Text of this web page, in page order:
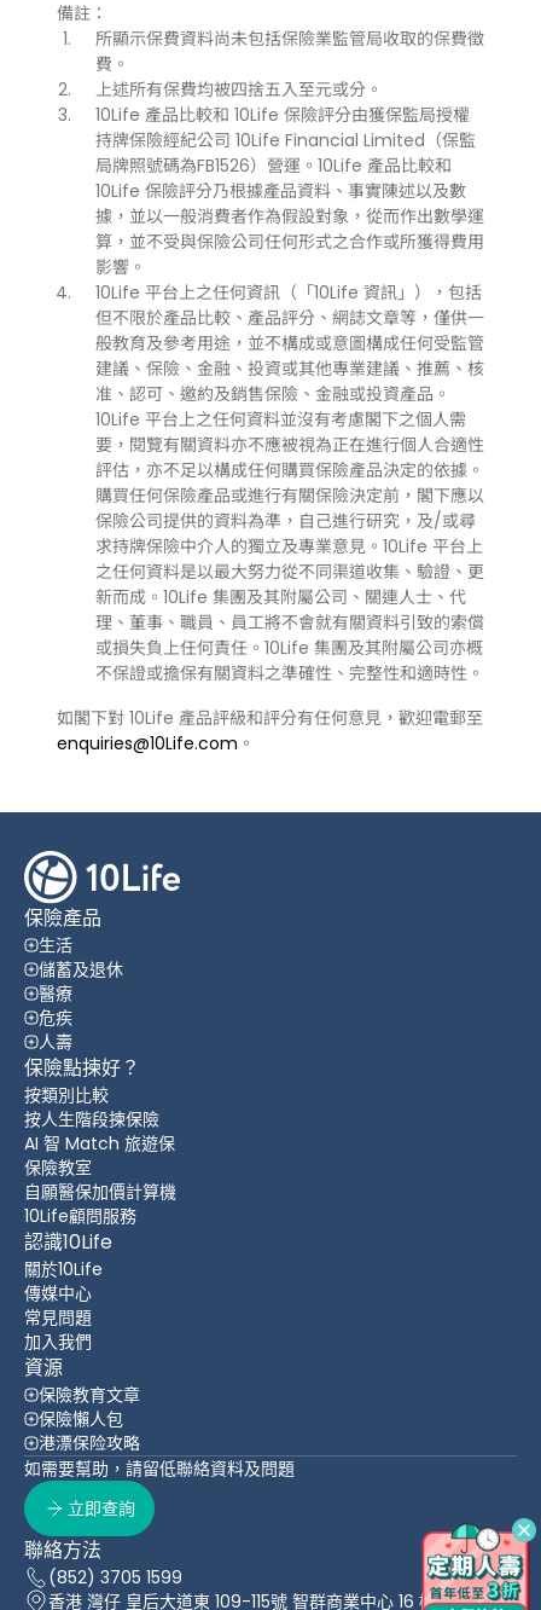
備註：
所顯示保費資料尚未包括保險業監管局收取的保費徵
費。
上述所有保費均被四捨五入至元或分。
10Life 產品比較和 10Life 保險評分由獲保監局授權
持牌保險經紀公司 10Life Financial Limited（保監
局牌照號碼為FB1526）營運。10Life 產品比較和
10Life 保險評分乃根據產品資料、事實陳述以及數
據，並以一般消費者作為假設對象，從而作出數學運
算，並不受與保險公司任何形式之合作或所獲得費用
影響。
10Life 平台上之任何資訊（「10Life 資訊」），包括
但不限於產品比較、產品評分、網誌文章等，僅供一
般教育及參考用途，並不構成或意圖構成任何受監管
建議、保險、金融、投資或其他專業建議、推薦、核
准、認可、邀約及銷售保險、金融或投資產品。
10Life 平台上之任何資料並沒有考慮閣下之個人需
要，閱覽有關資料亦不應被視為正在進行個人合適性
評估，亦不足以構成任何購買保險產品決定的依據。
購買任何保險產品或進行有關保險決定前，閣下應以
保險公司提供的資料為準，自己進行研究，及/或尋
求持牌保險中介人的獨立及專業意見。10Life 平台上
之任何資料是以最大努力從不同渠道收集、驗證、更
新而成。10Life 集團及其附屬公司、關連人士、代
理、董事、職員、員工將不會就有關資料引致的索償
或損失負上任何責任。10Life 集團及其附屬公司亦概
不保證或擔保有關資料之準確性、完整性和適時性。
如閣下對 10Life 產品評級和評分有任何意見，歡迎電郵至
enquiries@10Life.com 。
保險產品
生活
儲蓄及退休
醫療
危疾
人壽
保險點揀好？
按類別比較
按人生階段揀保險
AI 智 Match 旅遊保
保險教室
自願醫保加價計算機
10Life顧問服務
認識10Life
關於10Life
傳媒中心
常見問題
加入我們
資源
保險教育文章
保險懶人包
港漂保险攻略
如需要幫助，請留低聯絡資料及問題
立即查詢
聯絡方法
(852) 3705 1599
香港 灣仔 皇后大道東 109-115號 智群商業中心 16 樓